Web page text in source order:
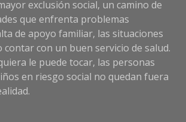
exclusión social, un camino de
que enfrenta problemas
de apoyo familiar, las situaciones
contar con un buen servicio de salud.
le puede tocar, las personas
en riesgo social no quedan fuera